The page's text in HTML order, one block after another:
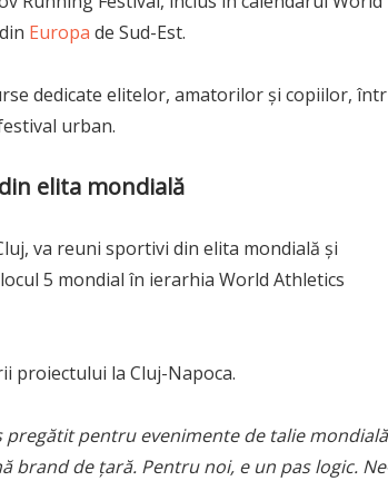
Europa de Sud-Est.
dedicate elitelor, amatorilor și copiilor,
urban.
elita mondială
va reuni sportivi din elita mondială și
5 mondial în ierarhia World Athletics
proiectului la Cluj-Napoca.
pentru evenimente de talie
brand de țară. Pentru noi, e un pas logic.